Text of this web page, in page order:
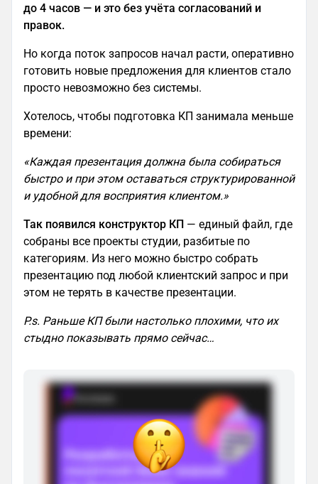
до 4 часов — и это без учёта согласований и
правок.
Но когда поток запросов начал расти, оперативно
готовить новые предложения для клиентов стало
просто невозможно без системы.
Хотелось, чтобы подготовка КП занимала меньше
времени:
«Каждая презентация должна была собираться
быстро и при этом оставаться структурированной
и удобной для восприятия клиентом.»
Так появился конструктор КП — единый файл, где
собраны все проекты студии, разбитые по
категориям. Из него можно быстро собрать
презентацию под любой клиентский запрос и при
этом не терять в качестве презентации.
P.s. Раньше КП были настолько плохими, что их
стыдно показывать прямо сейчас…